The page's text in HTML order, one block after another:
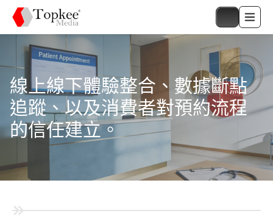
線上線下體驗整合、數據斷點
追蹤、以及消費者對預約流程
的信任建立。